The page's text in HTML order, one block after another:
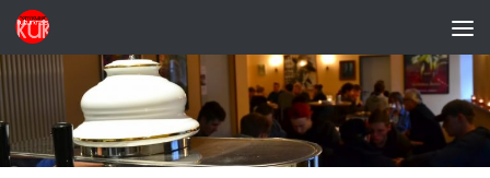
Zum Inhalt springen